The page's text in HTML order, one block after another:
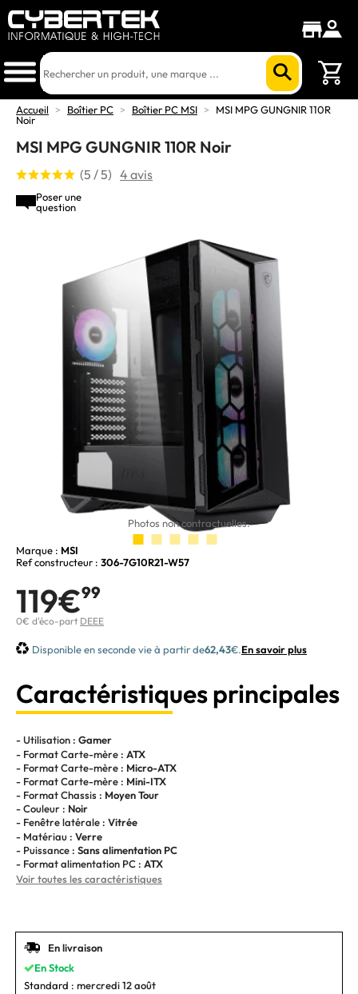
Accueil > Boîtier PC > Boîtier PC MSI >
MSI MPG GUNGNIR 110R
Noir
MSI MPG GUNGNIR 110R Noir
(5 / 5) 4 avis
Poser une
question
Photos non contractuelles.
Marque : MSI
Ref constructeur : 306-7G10R21-W57
119€99
0€ d'éco-part DEEE
Disponible en seconde vie à partir de62,43€.En savoir plus
Caractéristiques principales
- Utilisation : Gamer
- Format Carte-mère : ATX
- Format Carte-mère : Micro-ATX
- Format Carte-mère : Mini-ITX
- Format Chassis : Moyen Tour
- Couleur : Noir
- Fenêtre latérale : Vitrée
- Matériau : Verre
- Puissance : Sans alimentation PC
- Format alimentation PC : ATX
Voir toutes les caractéristiques
En livraison
En Stock
Standard : mercredi 12 août